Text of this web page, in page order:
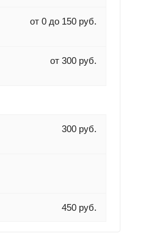
от 0 до 150 руб.
от 300 руб.
300 руб.
450 руб.